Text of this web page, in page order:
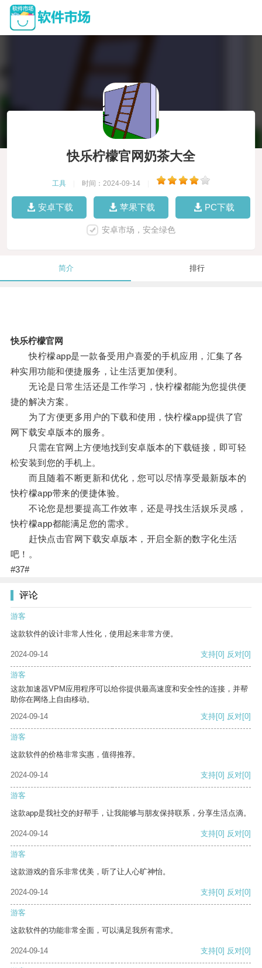
快乐柠檬官网奶茶大全
工具 时间：2024-09-14
安卓下载 苹果下载 PC下载
安卓市场，安全绿色
简介 排行
快乐柠檬官网
快柠檬app是一款备受用户喜爱的手机应用，汇集了各
种实用功能和便捷服务，让生活更加便利。
无论是日常生活还是工作学习，快柠檬都能为您提供便
捷的解决方案。
为了方便更多用户的下载和使用，快柠檬app提供了官
网下载安卓版本的服务。
只需在官网上方便地找到安卓版本的下载链接，即可轻
松安装到您的手机上。
而且随着不断更新和优化，您可以尽情享受最新版本的
快柠檬app带来的便捷体验。
不论您是想要提高工作效率，还是寻找生活娱乐灵感，
快柠檬app都能满足您的需求。
赶快点击官网下载安卓版本，开启全新的数字化生活
吧！。
#37#
评论
游客
这款软件的设计非常人性化，使用起来非常方便。
2024-09-14 支持[0] 反对[0]
游客
这款加速器VPM应用程序可以给你提供最高速度和安全性的连接，并帮
助你在网络上自由移动。
2024-09-14
支持[0] 反对[0]
游客
这款软件的价格非常实惠，值得推荐。
2024-09-14 支持[0] 反对[0]
游客
这款app是我社交的好帮手，让我能够与朋友保持联系，分享生活点滴。
2024-09-14 支持[0] 反对[0]
游客
这款游戏的音乐非常优美，听了让人心旷神怡。
2024-09-14 支持[0] 反对[0]
游客
这款软件的功能非常全面，可以满足我所有需求。
2024-09-14 支持[0] 反对[0]